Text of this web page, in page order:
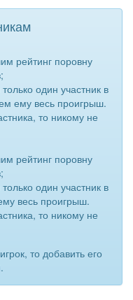
рейтинг поровну
один участник в
ему весь проигрыш.
то никому не
рейтинг поровну
один участник в
весь проигрыш.
то никому не
то добавить его
.